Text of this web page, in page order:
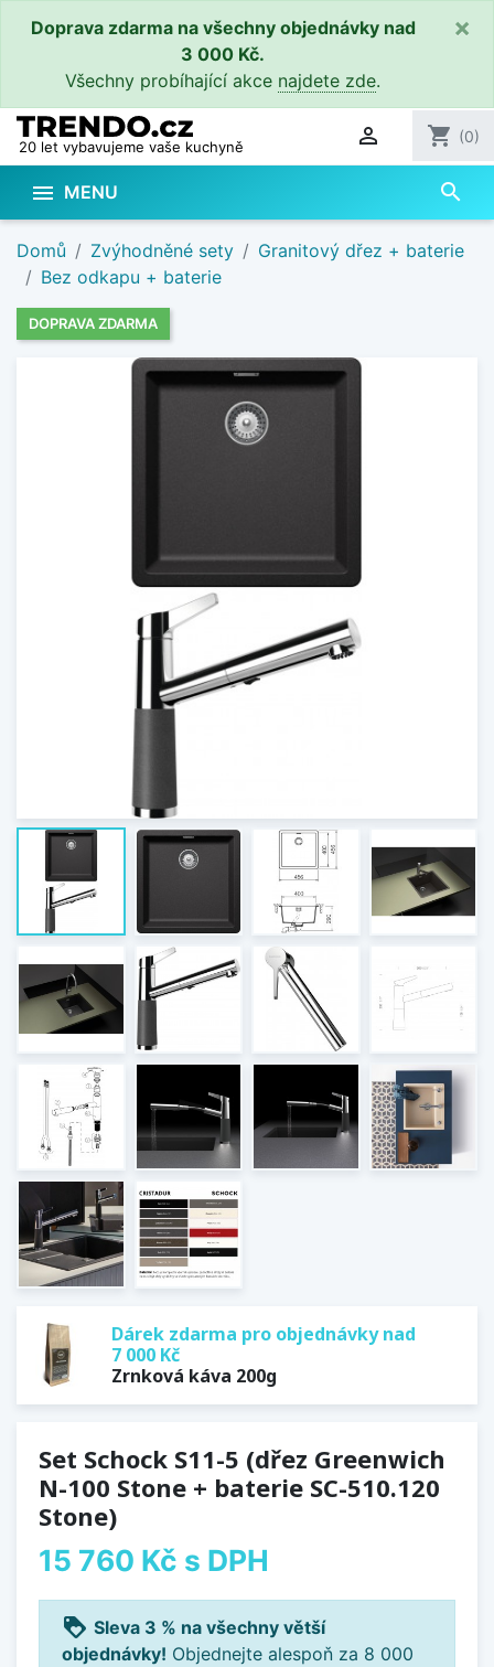
Doprava zdarma na všechny objednávky nad
3 000 Kč.
Všechny probíhající akce najdete zde.
×
20 let vybavujeme vaše kuchyně  shopping_cart (0)
 MENU search
Domů Zvýhodněné sety
Granitový dřez + baterie
Bez odkapu + baterie
DOPRAVA ZDARMA
Dárek zdarma pro objednávky nad
7 000 Kč
Zrnková káva 200g
Set Schock S11-5 (dřez Greenwich
N-100 Stone + baterie SC-510.120
Stone)
15 760 Kč s DPH
loyalty Sleva 3 % na všechny větší
objednávky! Objednejte alespoň za 8 000